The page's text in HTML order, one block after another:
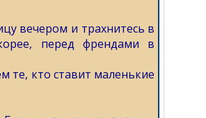
вечером и трахнитесь в
перед френдами в
те, кто ставит маленькие